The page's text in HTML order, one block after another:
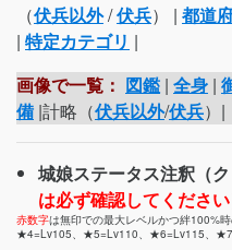
（伏兵以外/伏兵） | 都道
| 特定カテゴリ |
画像で一覧： 図鑑 | 全身 |
備 |計略（伏兵以外/伏兵）|
城娘ステータス注釈（ク
は必ず確認してください
赤数字は無印での最大レベルかつ絆100%
★4=Lv105、★5=Lv110、★6=Lv115、